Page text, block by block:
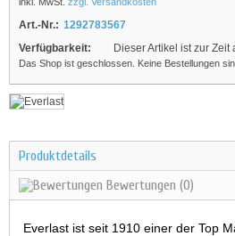
Art.-Nr.: 1292783567
Verfügbarkeit:
Dieser Artikel ist zur Zeit
Das Shop ist geschlossen. Keine Bestellungen
Produktdetails
Bewertungen (0)
Everlast ist seit 1910 einer der Top